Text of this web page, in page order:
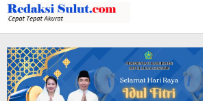
Lewati
ke
konten